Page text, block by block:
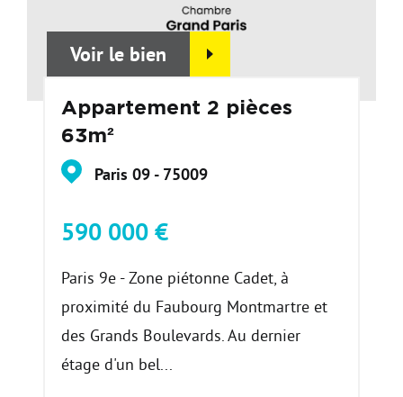
Voir le bien
Appartement 2 pièces
63m²
Paris 09 - 75009
590 000 €
Paris 9e - Zone piétonne Cadet, à
proximité du Faubourg Montmartre et
des Grands Boulevards. Au dernier
étage d'un bel...